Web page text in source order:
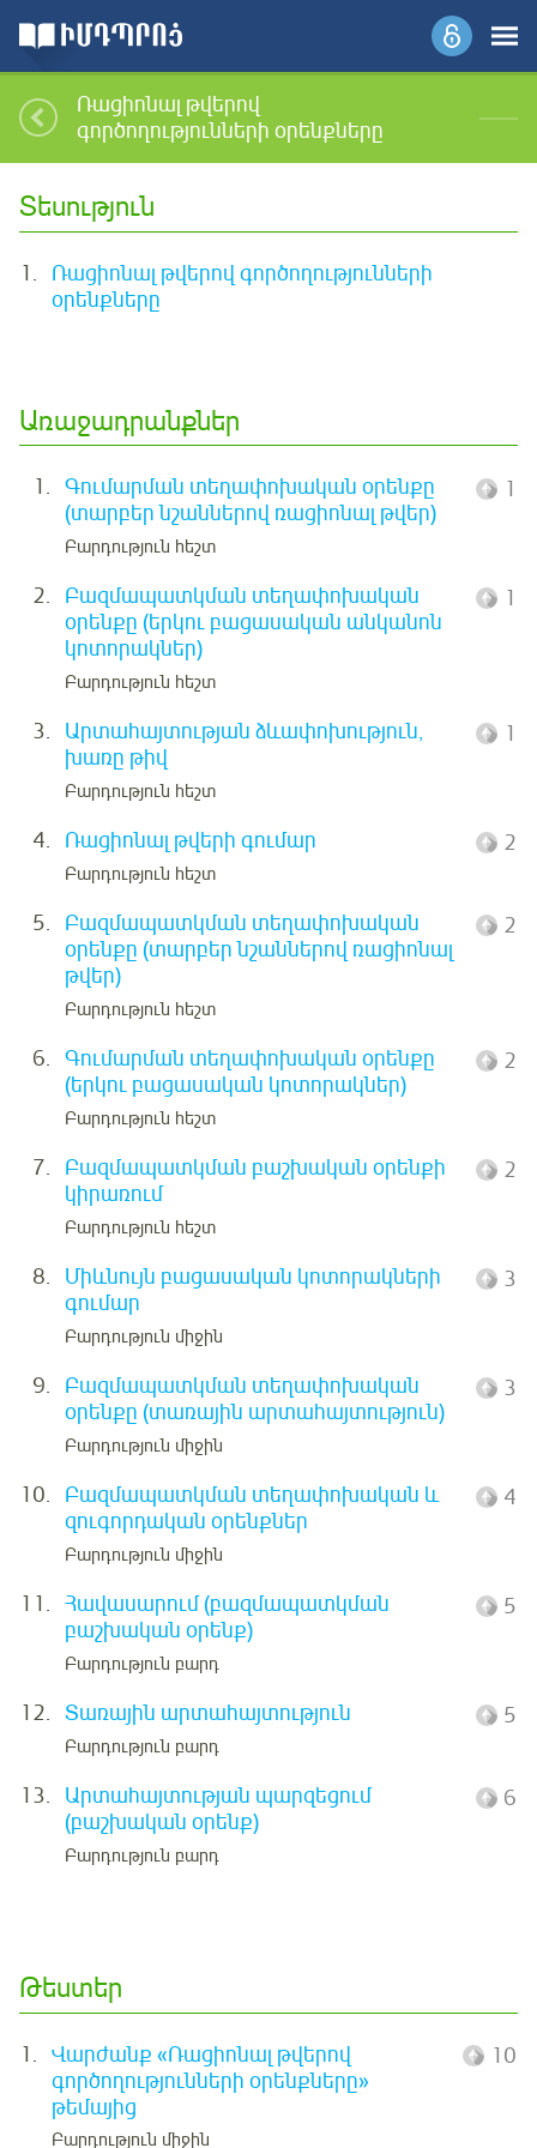
Ռացիոնալ թվերով
գործողությունների օրենքները
Տեսություն
1.
Ռացիոնալ թվերով գործողությունների
օրենքները
Առաջադրանքներ
1. Գումարման տեղափոխական օրենքը
(տարբեր նշաններով ռացիոնալ թվեր)
Բարդություն հեշտ
1
2.
Բազմապատկման տեղափոխական
օրենքը (երկու բացասական անկանոն
կոտորակներ)
Բարդություն հեշտ
1
3.
Արտահայտության ձևափոխություն,
խառը թիվ
Բարդություն հեշտ
1
4. Ռացիոնալ թվերի գումար
Բարդություն հեշտ
2
5.
Բազմապատկման տեղափոխական
օրենքը (տարբեր նշաններով ռացիոնալ
թվեր)
Բարդություն հեշտ
2
6. Գումարման տեղափոխական օրենքը
(երկու բացասական կոտորակներ)
Բարդություն հեշտ
2
7.
Բազմապատկման բաշխական օրենքի
կիրառում
Բարդություն հեշտ
2
8.
Միևնույն բացասական կոտորակների
գումար
Բարդություն միջին
3
9.
Բազմապատկման տեղափոխական
օրենքը (տառային արտահայտություն)
Բարդություն միջին
3
10.
Բազմապատկման տեղափոխական և
զուգորդական օրենքներ
Բարդություն միջին
4
11. Հավասարում (բազմապատկման
բաշխական օրենք)
Բարդություն բարդ
5
12. Տառային արտահայտություն
Բարդություն բարդ
5
13.
Արտահայտության պարզեցում
(բաշխական օրենք)
Բարդություն բարդ
6
Թեստեր
1. Վարժանք «Ռացիոնալ թվերով
գործողությունների օրենքները»
թեմայից
Բարդություն միջին
10